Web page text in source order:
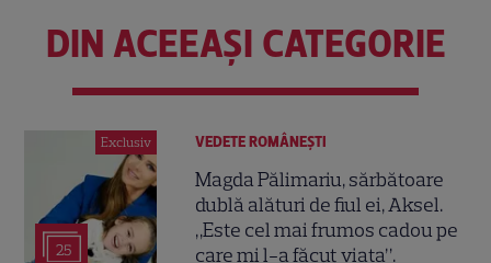
DIN ACEEAȘI CATEGORIE
Exclusiv
25
VEDETE ROMÂNEŞTI
Magda Pălimariu, sărbătoare
dublă alături de fiul ei, Aksel.
„Este cel mai frumos cadou pe
care mi l-a făcut viața”.